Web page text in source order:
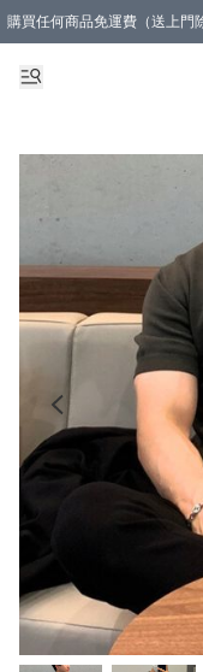
購買任何商品免運費（送上門